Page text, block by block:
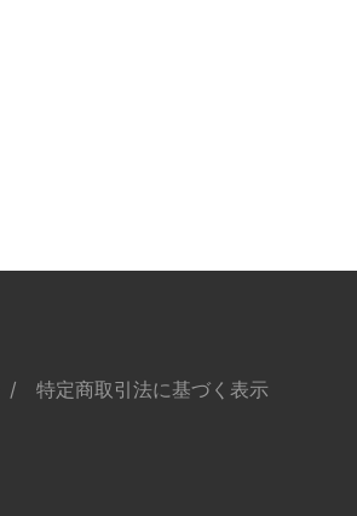
/ 特定商取引法に基づく表示